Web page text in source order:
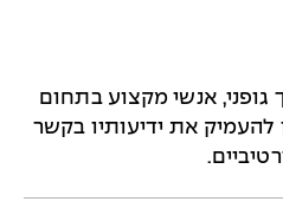
גופני, אנשי מקצוע בתחום
להעמיק את ידיעותיו בקשר